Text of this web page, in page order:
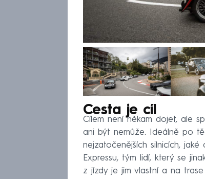
Cesta je cíl
Cílem není někam dojet, ale
ani být nemůže. Ideálně po
nejzatočenějších silnicích,
Expressu, tým lidí, který se
z jízdy je jim vlastní a na